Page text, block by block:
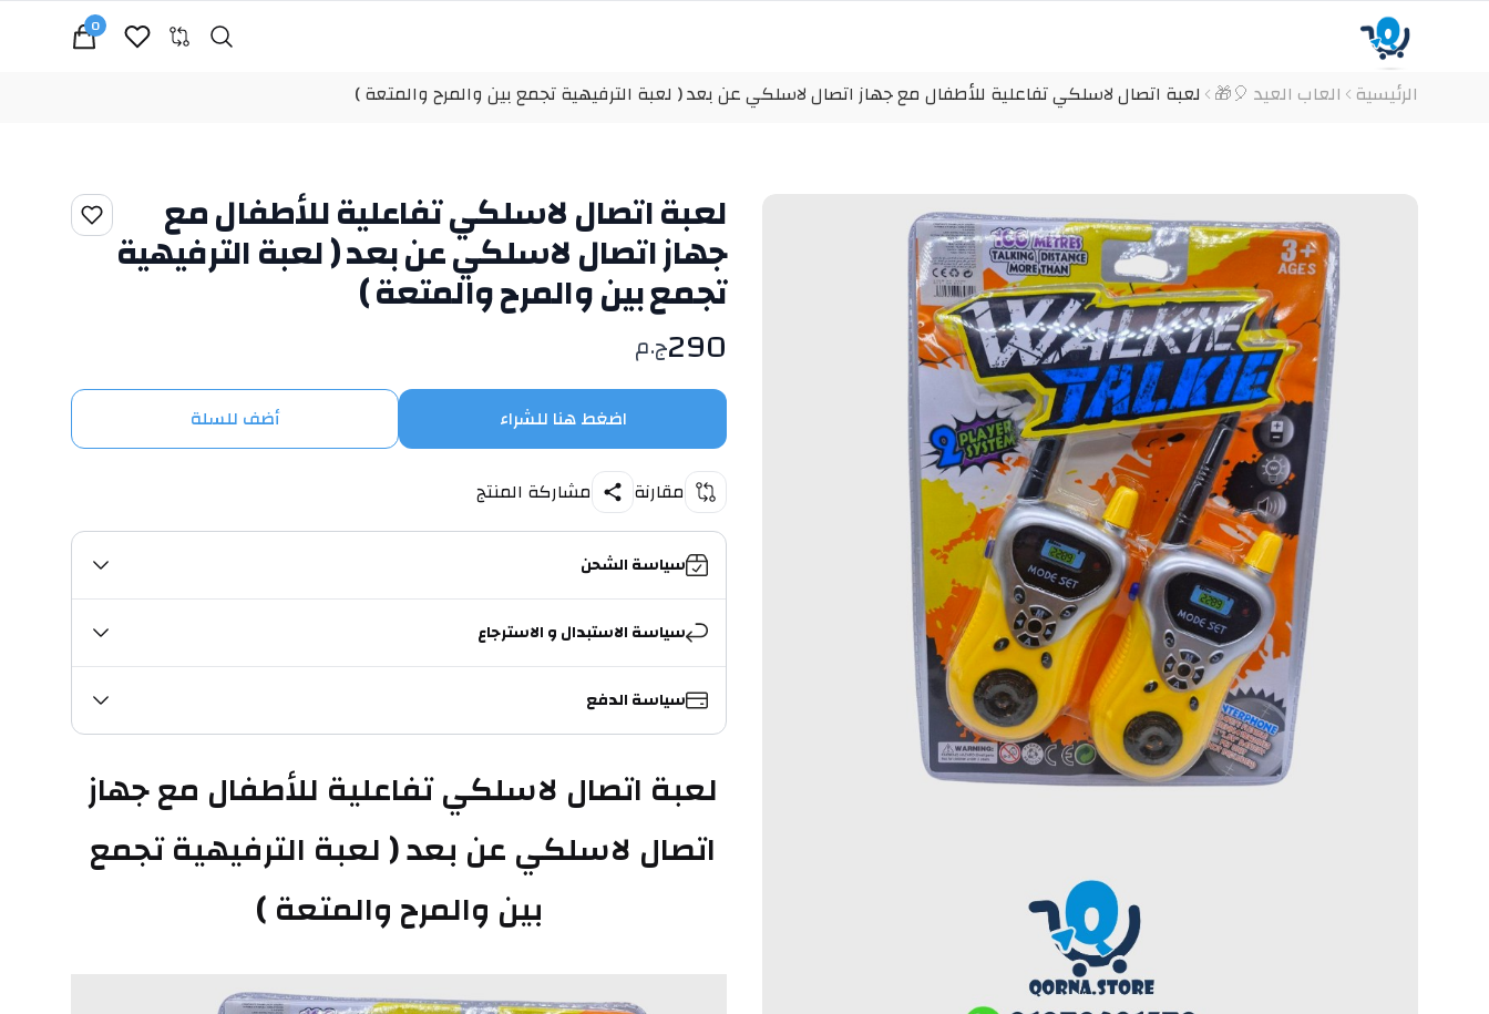
Search
0
view bag
الرئيسية العاب العيد 🎈🎁 لعبة اتصال لاسلكي تفاعلية للأطفال مع جهاز اتصال لاسلكي عن بعد ( لعبة الترفيهية تجمع بين والمرح والمتعة )
لعبة اتصال لاسلكي تفاعلية للأطفال مع
جهاز اتصال لاسلكي عن بعد ( لعبة الترفيهية
تجمع بين والمرح والمتعة )
290ج.م
اضغط هنا للشراء أضف للسلة
مقارنة مشاركة المنتج
سياسة الشحن
سياسة الاستبدال و الاسترجاع
سياسة الدفع
بين والمرح والمتعة )